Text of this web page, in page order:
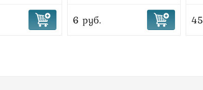
6 руб.